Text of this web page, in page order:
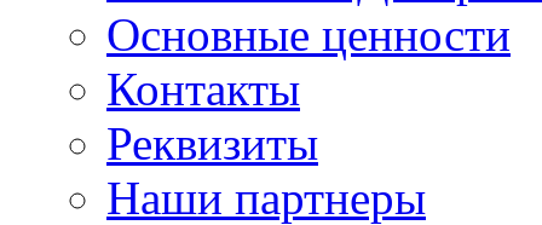
Основные ценности
Контакты
Реквизиты
Наши партнеры